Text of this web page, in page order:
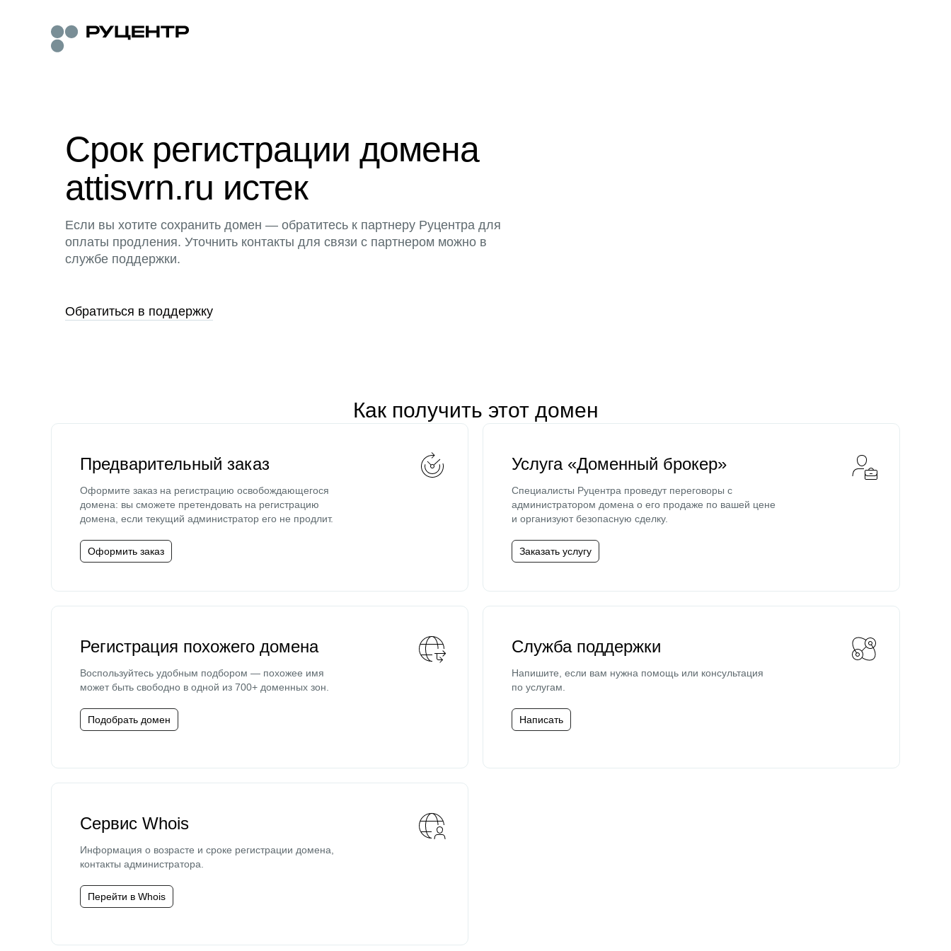
Срок регистрации домена
attisvrn.ru истек
Если вы хотите сохранить домен — обратитесь к партнеру Руцентра для
оплаты продления. Уточнить контакты для связи с партнером можно в
службе поддержки.
Обратиться в поддержку
Как получить этот домен
Предварительный заказ
Оформите заказ на регистрацию освобождающегося
домена: вы сможете претендовать на регистрацию
домена, если текущий администратор его не продлит.
Оформить заказ
Услуга «Доменный брокер»
Специалисты Руцентра проведут переговоры с
администратором домена о его продаже по вашей цене
и организуют безопасную сделку.
Заказать услугу
Регистрация похожего домена
Воспользуйтесь удобным подбором — похожее имя
может быть свободно в одной из 700+ доменных зон.
Подобрать домен
Служба поддержки
Напишите, если вам нужна помощь или консультация
по услугам.
Написать
Сервис Whois
Информация о возрасте и сроке регистрации домена,
контакты администратора.
Перейти в Whois